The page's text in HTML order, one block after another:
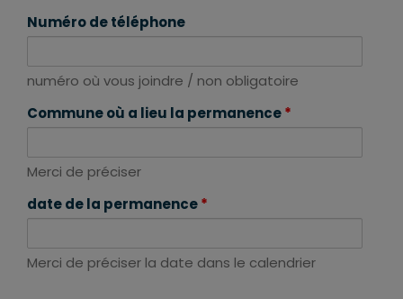
Numéro de téléphone
numéro où vous joindre / non obligatoire
Commune où a lieu la permanence*
Merci de préciser
date de la permanence*
Merci de préciser la date dans le calendrier